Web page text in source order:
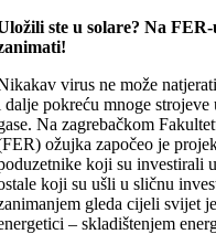
ste u solare? Na
virus ne može
dalje pokreću mnoge
Na zagrebačkom
ožujka započeo je
koji su investirali
koji su ušli u sličnu
gleda cijeli svijet
– skladištenjem